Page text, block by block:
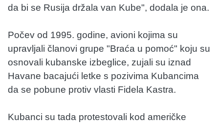
da bi se Rusija držala van Kube", dodala je ona.
Počev od 1995. godine, avioni kojima su
upravljali članovi grupe "Braća u pomoć" koju su
osnovali kubanske izbeglice, zujali su iznad
Havane bacajući letke s pozivima Kubancima
da se pobune protiv vlasti Fidela Kastra.
Kubanci su tada protestovali kod američke